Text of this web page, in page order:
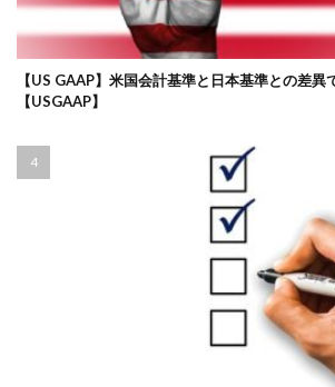
【US GAAP】米国会計基準と日本基準との差
【USGAAP】